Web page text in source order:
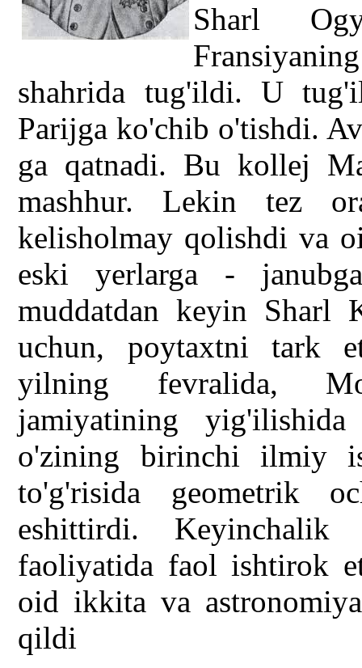
Sharl
shahrida tug'ildi. U
Parijga ko'chib o'tishdi.
ga qatnadi. Bu kollej
mashhur. Lekin tez
kelisholmay qolishdi va
eski yerlarga -
muddatdan keyin Sharl
uchun, poytaxtni tark
yilning fevralida,
jamiyatining
o'zining birinchi ilmiy
to'g'risida geometrik
eshittirdi.
faoliyatida faol ishtirok
oid ikkita va
qildi